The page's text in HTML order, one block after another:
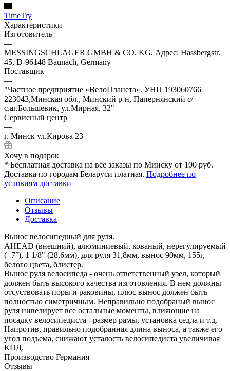
TimeTry
Характеристики
Изготовитель
—
MESSINGSCHLAGER GMBH & CO. KG. Адрес: Hassbergstr.
45, D-96148 Baunach, Germany
Поставщик
—
"Частное предприятие «ВелоПланета». УНП 193060766
223043,Минская обл., Минский р-н, Папернянский с/
с,аг.Большевик, ул.Мирная, 32"
Сервисный центр
—
г. Минск ул.Кирова 23
Хочу в подарок
* Бесплатная доставка на все заказы по Минску от 100 руб.
Доставка по городам Беларуси платная. Подробнее по
условиям доставки
Описание
Отзывы
Доставка
Вынос велосипедный для руля.
AHEAD (внешний), алюминиевый, кованый, нерегулируемый
(+7°), 1 1/8" (28,6мм), для руля 31,8мм, вынос 90мм, 155г,
белого цвета, блистер.
Вынос руля велосипеда - очень ответственный узел, который
должен быть высокого качества изготовления. В нем должны
отсуствовать поры и раковины, плюс вынос должен быть
полностью симетричным. Неправильно подобраный вынос
руля нивелирует все остальные моменты, влияющие на
посадку велосипедиста - размер рамы, установка седла и т.д.
Напротив, правильно подобранная длина выноса, а также его
угол подъема, снижают усталость велосипедиста увеличивая
КПД.
Производство Германия
Отзывы